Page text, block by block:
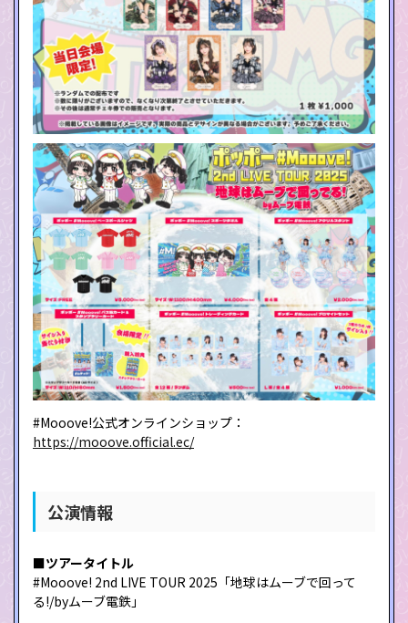
#Mooove!公式オンラインショップ：
https://mooove.official.ec/
公演情報
■ツアータイトル
#Mooove! 2nd LIVE TOUR 2025「地球はムーブで回って
る!/by️ムーブ電鉄」